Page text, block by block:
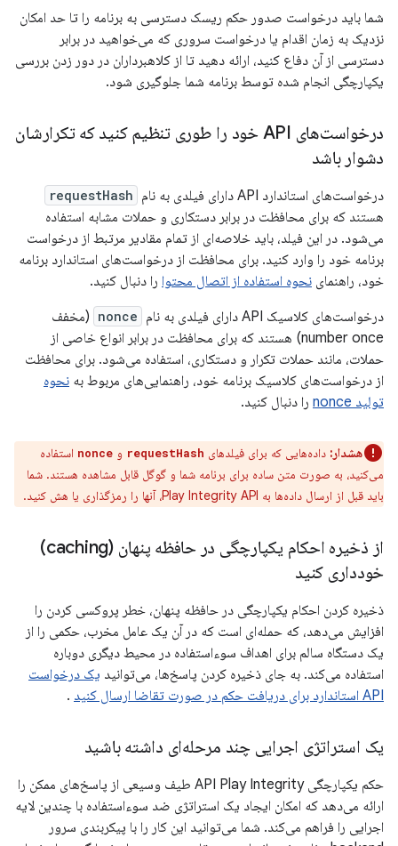
شما باید درخواست صدور حکم ریسک دسترسی به برنامه را تا حد امکان
نزدیک به زمان اقدام یا درخواست سروری که می‌خواهید در برابر
دسترسی از آن دفاع کنید، ارائه دهید تا از کلاهبرداران در دور زدن بررسی
یکپارچگی انجام شده توسط برنامه شما جلوگیری شود.
درخواست‌های API خود را طوری تنظیم کنید که تکرارشان
دشوار باشد
درخواست‌های استاندارد API دارای فیلدی به نام requestHash
هستند که برای محافظت در برابر دستکاری و حملات مشابه استفاده
می‌شود. در این فیلد، باید خلاصه‌ای از تمام مقادیر مرتبط از درخواست
برنامه خود را وارد کنید. برای محافظت از درخواست‌های استاندارد برنامه
خود، راهنمای نحوه استفاده از اتصال محتوا را دنبال کنید.
درخواست‌های کلاسیک API دارای فیلدی به نام
nonce (مخفف
number once) هستند که برای محافظت در برابر انواع خاصی از
حملات، مانند حملات تکرار و دستکاری، استفاده می‌شود. برای محافظت
از درخواست‌های کلاسیک برنامه خود، راهنمایی‌های مربوط به نحوه
تولید nonce
را دنبال کنید.
هشدار: داده‌هایی که برای فیلدهای requestHash و nonce استفاده
می‌کنید، به صورت متن ساده برای برنامه شما و گوگل قابل مشاهده هستند. شما
باید قبل از ارسال داده‌ها به Play Integrity API، آنها را رمزگذاری یا هش کنید.
از ذخیره احکام یکپارچگی در حافظه پنهان (caching)
خودداری کنید
ذخیره کردن احکام یکپارچگی در حافظه پنهان، خطر پروکسی کردن را
افزایش می‌دهد، که حمله‌ای است که در آن یک عامل مخرب، حکمی را از
یک دستگاه سالم برای اهداف سوءاستفاده در محیط دیگری دوباره
استفاده می‌کند. به جای ذخیره کردن پاسخ‌ها، می‌توانید یک درخواست
API استاندارد برای دریافت حکم در صورت تقاضا ارسال کنید
.
یک استراتژی اجرایی چند مرحله‌ای داشته باشید
حکم یکپارچگی API Play Integrity طیف وسیعی از پاسخ‌های ممکن را
ارائه می‌دهد که امکان ایجاد یک استراتژی ضد سوءاستفاده با چندین لایه
اجرایی را فراهم می‌کند. شما می‌توانید این کار را با پیکربندی سرور